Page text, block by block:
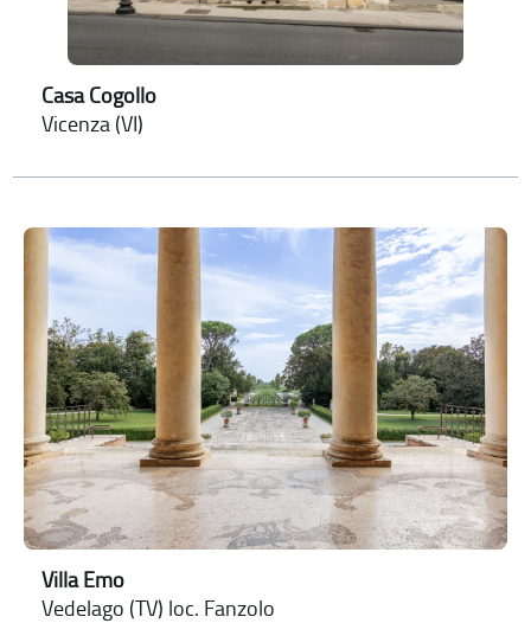
Casa Cogollo
Vicenza (VI)
Villa Emo
Vedelago (TV) loc. Fanzolo